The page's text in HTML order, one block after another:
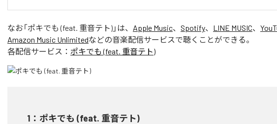
なお「ポキでも (feat. 重音テト) 」は、 Apple Music、 Spotify、 LINE MUSIC、
Amazon Music Unlimitedなどの音楽配信サービスで聴くことができる。
各配信サービス： ポキでも (feat. 重音テト)
1 ： ポキでも (feat. 重音テト)